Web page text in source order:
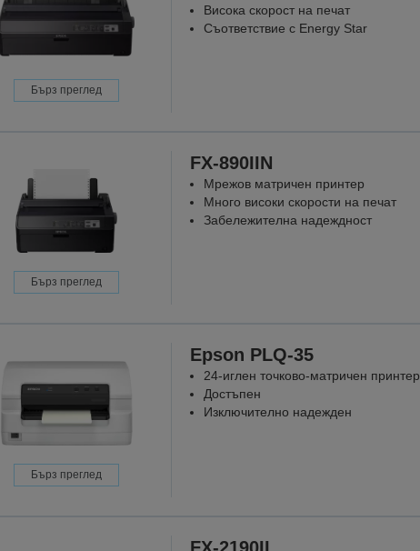
Бърз преглед
Висока скорост на печат
Съответствие с Energy Star
Бърз преглед
FX-890IIN
Мрежов матричен принтер
Много високи скорости на печат
Забележителна надеждност
Бърз преглед
Epson PLQ-35
24-иглен точково-матричен принтер
Достъпен
Изключително надежден